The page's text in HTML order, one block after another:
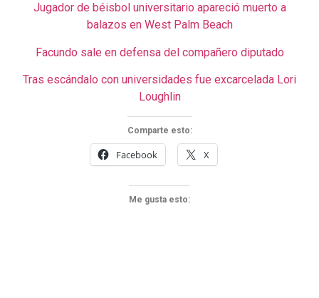
Jugador de béisbol universitario apareció muerto a
balazos en West Palm Beach
Facundo sale en defensa del compañero diputado
Tras escándalo con universidades fue excarcelada Lori
Loughlin
Comparte esto:
Facebook X
Me gusta esto: